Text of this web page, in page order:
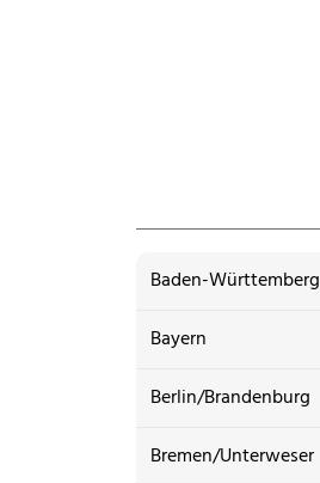
Baden-Württemberg
Bayern
Berlin/Brandenburg
Bremen/Unterweser